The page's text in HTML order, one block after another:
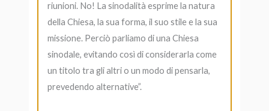
riunioni. No! La sinodalità esprime la natura
della Chiesa, la sua forma, il suo stile e la sua
missione. Perciò parliamo di una Chiesa
sinodale, evitando così di considerarla come
un titolo tra gli altri o un modo di pensarla,
prevedendo alternative”.